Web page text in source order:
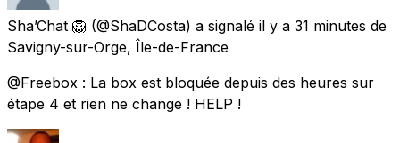
Sha’Chat 🦁 (@ShaDCosta) a signalé il y a 31 minutes de
Savigny-sur-Orge, Île-de-France
@Freebox : La box est bloquée depuis des heures sur
étape 4 et rien ne change ! HELP !